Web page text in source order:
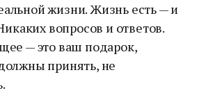
жизни. Жизнь есть — и
вопросов и ответов.
— это ваш подарок,
принять, не